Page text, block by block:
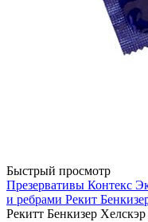
Быстрый просмотр
Презервативы Контекс
и ребрами Рекит
Рекитт Бенкизер